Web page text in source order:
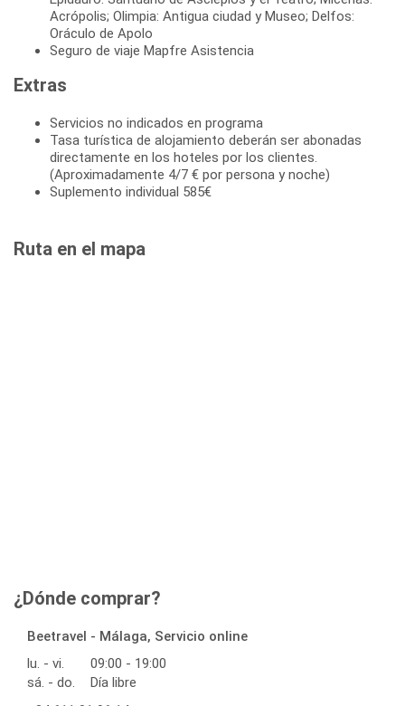
Acrópolis; Olimpia: Antigua ciudad y Museo; Delfos:
Oráculo de Apolo
Seguro de viaje Mapfre Asistencia
Extras
Servicios no indicados en programa
Tasa turística de alojamiento deberán ser abonadas
directamente en los hoteles por los clientes.
(Aproximadamente 4/7 € por persona y noche)
Suplemento individual 585€
Ruta en el mapa
¿Dónde comprar?
Beetravel - Málaga, Servicio online
lu. - vi.
09:00 - 19:00
sá. - do.
Día libre